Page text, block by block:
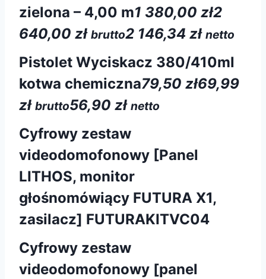
zielona – 4,00 m1 380,00 zł2
640,00 zł brutto2 146,34 zł netto
Pistolet Wyciskacz 380/410ml
kotwa chemiczna79,50 zł69,99
zł brutto56,90 zł netto
Cyfrowy zestaw
videodomofonowy [Panel
LITHOS, monitor
głośnomówiący FUTURA X1,
zasilacz] FUTURAKITVC04
Cyfrowy zestaw
videodomofonowy [panel